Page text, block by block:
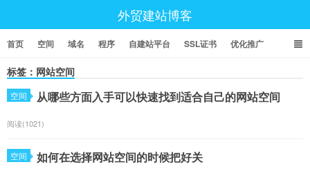
外贸建站博客
首页 空间 域名 程序 自建站平台 SSL证书 优化推广
标签：网站空间
空间 从哪些方面入手可以快速找到适合自己的网站空间
阅读(1021)
空间 如何在选择网站空间的时候把好关